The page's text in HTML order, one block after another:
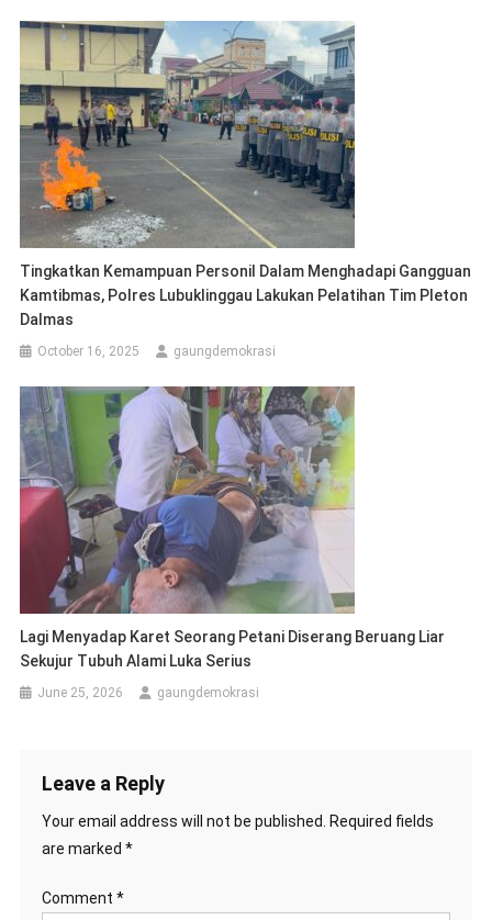
Tingkatkan Kemampuan Personil Dalam Menghadapi Gangguan
Kamtibmas, Polres Lubuklinggau Lakukan Pelatihan Tim Pleton
Dalmas
October 16, 2025 gaungdemokrasi
Lagi Menyadap Karet Seorang Petani Diserang Beruang Liar
Sekujur Tubuh Alami Luka Serius
June 25, 2026 gaungdemokrasi
Leave a Reply
Your email address will not be published. Required fields
are marked *
Comment *